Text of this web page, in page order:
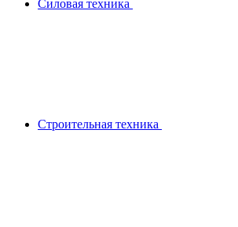
Силовая техника
Строительная техника